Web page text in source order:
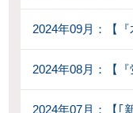
2024年09月：【
2024年08月：【『
2024年07月：【｢